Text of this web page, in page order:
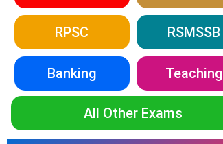
RPSC RSMSSB
Banking Teaching
All Other Exams